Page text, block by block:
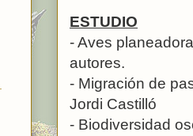
ESTUDIO
- Aves
autores.
- Migración de
Jordi Castilló
- Biodiversidad